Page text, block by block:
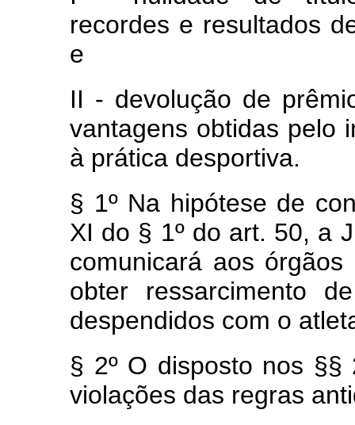
recordes e resultados
e
II - devolução de
vantagens obtidas pelo
à prática desportiva.
§ 1º Na hipótese de
XI do § 1º do art. 50, a
comunicará aos
obter ressarcimento
despendidos com o
§ 2º O disposto nos
violações das regras